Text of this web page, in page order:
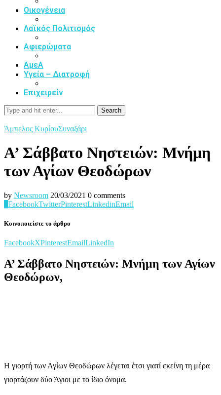
Οικογένεια
Λαϊκός Πολιτισμός
Αφιερώματα
ΑμεΑ
Υγεία – Διατροφή
Επιχειρείν
Search
Άμπελος ΚυρίουΣυναξάρι
Α’ Σάββατο Νηστειών: Μνήμη
των Αγίων Θεοδώρων
by Newsroom 20/03/2021 0 comments
FacebookTwitterPinterestLinkedinEmail
Κοινοποιείστε το άρθρο
FacebookXPinterestEmailLinkedIn
Α’ Σάββατο Νηστειών: Μνήμη των Αγίων
Θεοδώρων,
Η γιορτή των Αγίων Θεοδώρων λέγεται έτσι γιατί εκείνη τη μέρα
γιορτάζουν δύο Άγιοι με το ίδιο όνομα.